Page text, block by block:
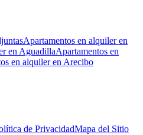
Apartamentos en alquiler en
en AguadillaApartamentos en
en alquiler en Arecibo
de PrivacidadMapa del Sitio